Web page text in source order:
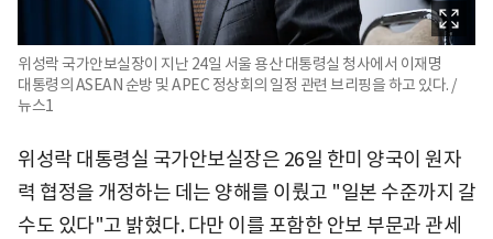
위성락 국가안보실장이 지난 24일 서울 용산 대통령실 청사에서 이재명
대통령의 ASEAN 순방 및 APEC 정상회의 일정 관련 브리핑을 하고 있다. /
뉴스1
위성락 대통령실 국가안보실장은 26일 한미 양국이 원자
력 협정을 개정하는 데는 양해를 이뤘고 "일본 수준까지 갈
수도 있다"고 밝혔다. 다만 이를 포함한 안보 부문과 관세